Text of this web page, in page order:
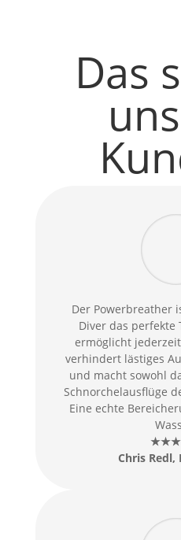
Das
Der Powerbreather
Diver das perfekte
ermöglicht
verhindert lästiges
und macht sowohl
Schnorchelausflüge
Eine echte
Chris Redl,